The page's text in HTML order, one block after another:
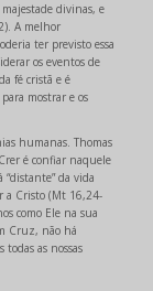
divinas, e
A melhor
ter previsto essa
os eventos de
fé cristã e é
mostrar e os
humanas. Thomas
é confiar naquele
da vida
a Cristo (Mt 16,24-
como Ele na sua
Cruz, não há
as nossas